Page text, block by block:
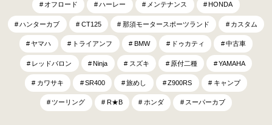
オフロード ハーレー メンテナンス HONDA
ハンターカブ CT125 那須モータースポーツランド カスタム
ヤマハ トライアンフ BMW ドゥカティ 中古車
レッドバロン Ninja スズキ 原付二種 YAMAHA
カワサキ SR400 旅めし Z900RS キャンプ
ツーリング R★B ホンダ スーパーカブ